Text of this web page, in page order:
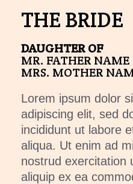
THE BRIDE
DAUGHTER OF
MR. FATHER NAME
MRS. MOTHER
Lorem ipsum dolor
adipiscing elit, sed
incididunt ut labore
aliqua. Ut enim ad
nostrud exercitation
aliquip ex ea